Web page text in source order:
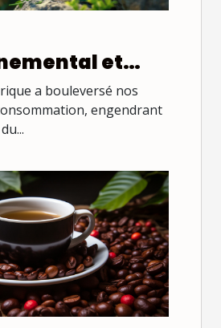
et
des
dans l'e-
a bouleversé nos
engendrant